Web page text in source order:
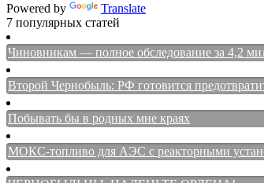
Powered by
Translate
7 популярных статей
Чиновникам — полное обследование за 4,2
Второй Чернобыль: РФ готовится
Побывать бы в родных мне краях
МОКС-топливо для АЭС с реакторными